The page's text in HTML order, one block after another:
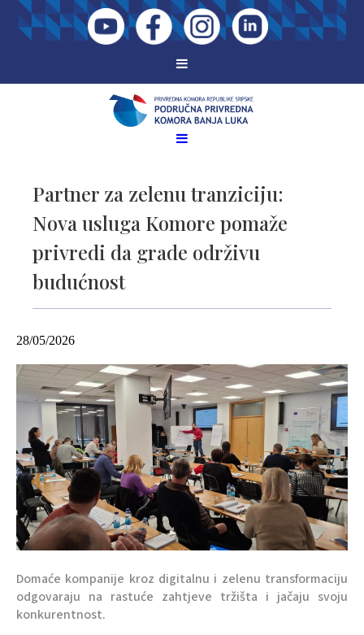
Partner za zelenu tranziciju:
Nova usluga Komore pomaže
privredi da grade održivu
budućnost
28/05/2026
Domaće kompanije kroz digitalnu i zelenu transformaciju
odgovaraju na rastuće zahtjeve tržišta i jačaju svoju
konkurentnost.